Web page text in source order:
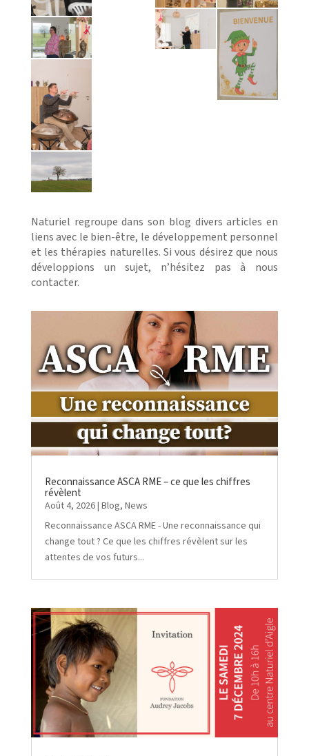
Naturiel regroupe dans son blog divers articles en
liens avec le bien-être, le développement personnel
et les thérapies naturelles. Si vous désirez que nous
développions un sujet, n’hésitez pas à nous
contacter.
Reconnaissance ASCA RME – ce que les chiffres
révèlent
Août 4, 2026| Blog, News
Reconnaissance ASCA RME - Une reconnaissance qui
change tout ? Ce que les chiffres révèlent sur les
attentes de vos futurs...